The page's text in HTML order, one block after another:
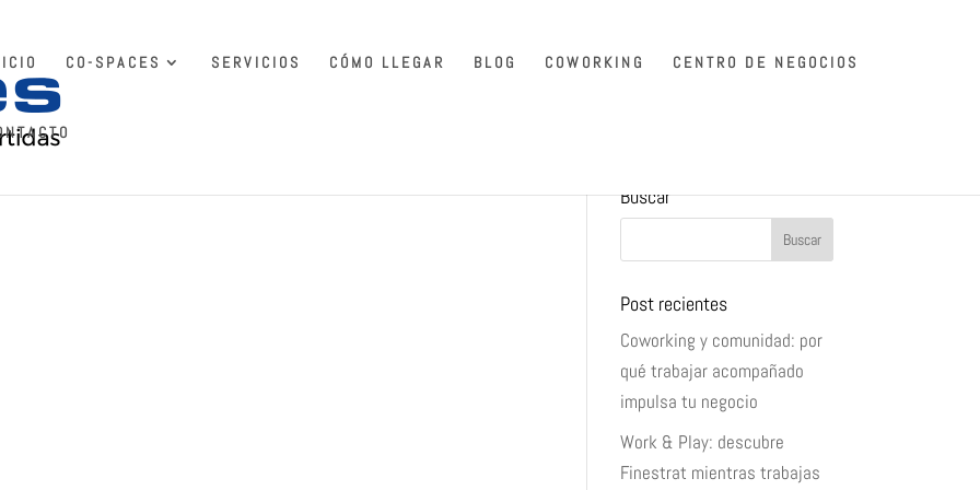
CO-SPACES SERVICIOS CÓMO LLEGAR BLOG COWORKING CENTRO DE NEGOCIOS
Buscar
Post recientes
Coworking y comunidad: por
qué trabajar acompañado
impulsa tu negocio
Work & Play: descubre
Finestrat mientras trabajas